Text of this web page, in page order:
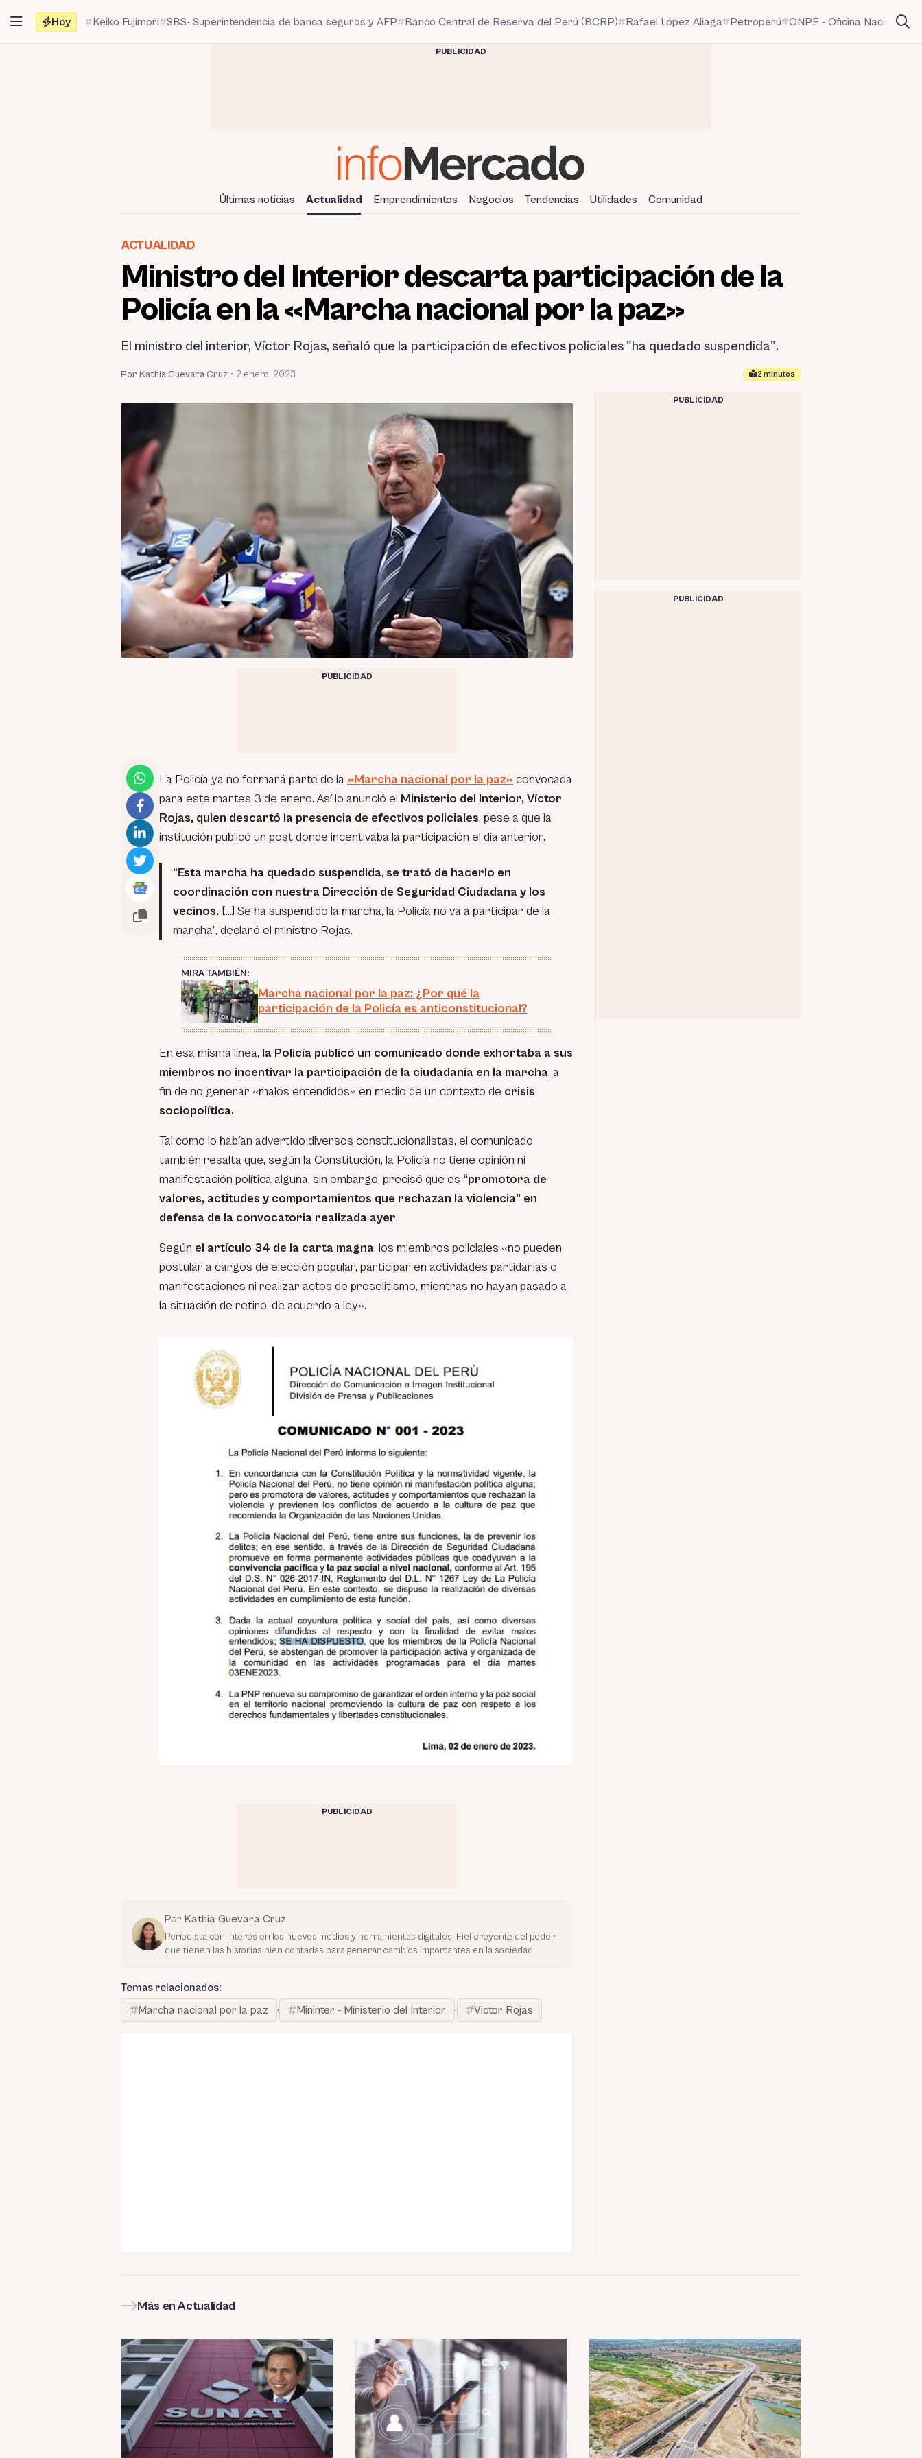
contenido
Hoy Keiko Fujimori SBS- Superintendencia de banca seguros y AFP Banco Central de Reserva del Perú (BCRP) Rafael López Aliaga Petroperú ONPE - Oficina Nacional
PUBLICIDAD
Últimas noticias Actualidad Emprendimientos Negocios Tendencias Utilidades Comunidad
ACTUALIDAD
Ministro del Interior descarta participación de la
Policía en la «Marcha nacional por la paz»
El ministro del interior, Víctor Rojas, señaló que la participación de efectivos policiales "ha quedado suspendida".
Por Kathia Guevara Cruz • 2 enero, 2023 2 minutos
PUBLICIDAD
La Policía ya no formará parte de la «Marcha nacional por la paz» convocada
para este martes 3 de enero. Así lo anunció el Ministerio del Interior, Víctor
Rojas, quien descartó la presencia de efectivos policiales, pese a que la
institución publicó un post donde incentivaba la participación el día anterior.
“Esta marcha ha quedado suspendida, se trató de hacerlo en
coordinación con nuestra Dirección de Seguridad Ciudadana y los
vecinos. […] Se ha suspendido la marcha, la Policía no va a participar de la
marcha”, declaró el ministro Rojas.
MIRA TAMBIÉN:
Marcha nacional por la paz: ¿Por qué la
participación de la Policía es anticonstitucional?
En esa misma línea, la Policía publicó un comunicado donde exhortaba a sus
miembros no incentivar la participación de la ciudadanía en la marcha, a
fin de no generar «malos entendidos» en medio de un contexto de crisis
sociopolítica.
Tal como lo habían advertido diversos constitucionalistas, el comunicado
también resalta que, según la Constitución, la Policía no tiene opinión ni
manifestación política alguna, sin embargo, precisó que es “promotora de
valores, actitudes y comportamientos que rechazan la violencia” en
defensa de la convocatoria realizada ayer.
Según el artículo 34 de la carta magna, los miembros policiales «no pueden
postular a cargos de elección popular, participar en actividades partidarias o
manifestaciones ni realizar actos de proselitismo, mientras no hayan pasado a
la situación de retiro, de acuerdo a ley».
PUBLICIDAD
Por Kathia Guevara Cruz
Periodista con interés en los nuevos medios y herramientas digitales. Fiel creyente del poder
que tienen las historias bien contadas para generar cambios importantes en la sociedad.
Temas relacionados:
Marcha nacional por la paz
· Mininter - Ministerio del Interior · Victor Rojas
PUBLICIDAD
PUBLICIDAD
Más en Actualidad